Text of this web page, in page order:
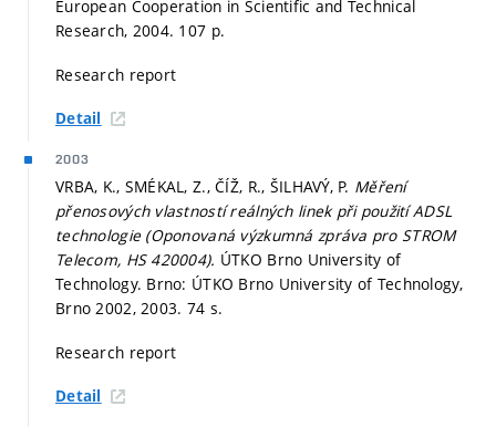
European Cooperation in Scientific and Technical
Research, 2004. 107 p.
Research report
Detail
2003
VRBA, K., SMÉKAL, Z., ČÍŽ, R., ŠILHAVÝ, P. Měření
přenosových vlastností reálných linek při použití ADSL
technologie (Oponovaná výzkumná zpráva pro STROM
Telecom, HS 420004). ÚTKO Brno University of
Technology. Brno: ÚTKO Brno University of Technology,
Brno 2002, 2003. 74 s.
Research report
Detail